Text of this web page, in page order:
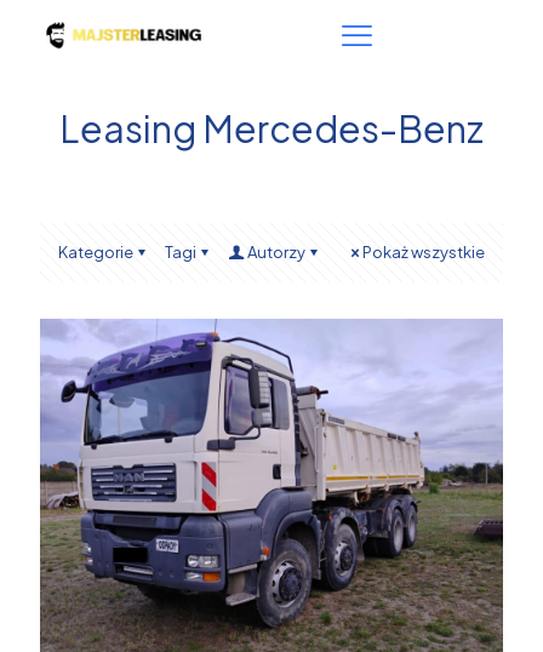
Leasing Mercedes-Benz
Kategorie Tagi Autorzy Pokaż wszystkie